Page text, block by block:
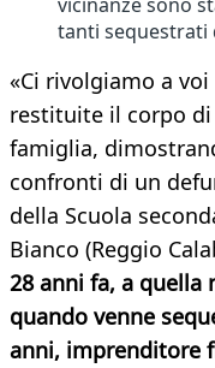
tanti sequestrati
«Ci rivolgiamo a
restituite il corpo di
famiglia,
confronti di un
della Scuola
Bianco (Reggio
28 anni fa, a quella
quando venne
anni, imprenditore